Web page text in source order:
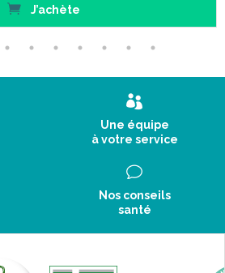
J’achète
Une équipe
à votre service
Nos conseils
santé